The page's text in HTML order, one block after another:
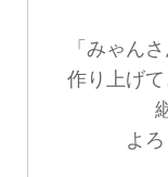
「みゃん
作り上げ
よ